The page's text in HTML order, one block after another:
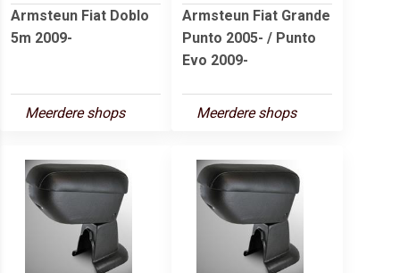
Armsteun Fiat Doblo
5m 2009-
Meerdere shops
Armsteun Fiat Grande
Punto 2005- / Punto
Evo 2009-
Meerdere shops